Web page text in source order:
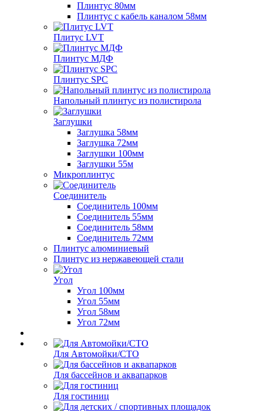
Плинтус 80мм
Плинтус с кабель каналом 58мм
Плитус LVT
Плинтус МДФ
Плинтус SPC
Напольный плинтус из полистирола
Заглушки
Заглушка 58мм
Заглушка 72мм
Заглушки 100мм
Заглушки 55м
Микроплинтус
Соединитель
Соединитель 100мм
Соединитель 55мм
Соединитель 58мм
Соединитель 72мм
Плинтус алюминиевый
Плинтус из нержавеющей стали
Угол
Угол 100мм
Угол 55мм
Угол 58мм
Угол 72мм
Для Автомойки/СТО
Для бассейнов и аквапарков
Для гостиниц